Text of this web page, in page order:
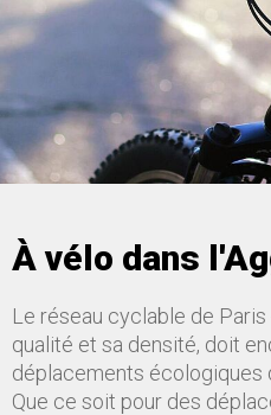
À vélo dans
Le réseau cyclable de
qualité et sa densité, doit
déplacements écologiques
Que ce soit pour des